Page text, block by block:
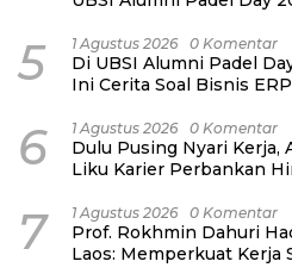
5 1 Agustus 2026 0 Komentar
Di UBSI Alumni Padel
Ini Cerita Soal Bisnis
6 1 Agustus 2026 0 Komentar
Dulu Pusing Nyari Kerja,
Liku Karier Perbankan
7 1 Agustus 2026 0 Komentar
Prof. Rokhmin Dahuri Hadiri Pertemuan AAWC di
Laos: Memperkuat Kerja